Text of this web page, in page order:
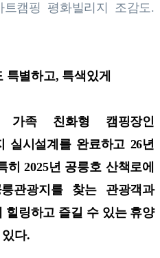
캠핑 평화빌리지 조감도.
특별하고, 특색있게
가족 친화형 캠핑장인
실시설계를 완료하고 26년
2025년 공릉호 산책로에
관광지를 찾는 관광객과
힐링하고 즐길 수 있는 휴양
다.